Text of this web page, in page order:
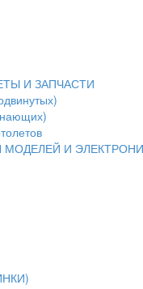
И ЗАПЧАСТИ
МОДЕЛЕЙ И